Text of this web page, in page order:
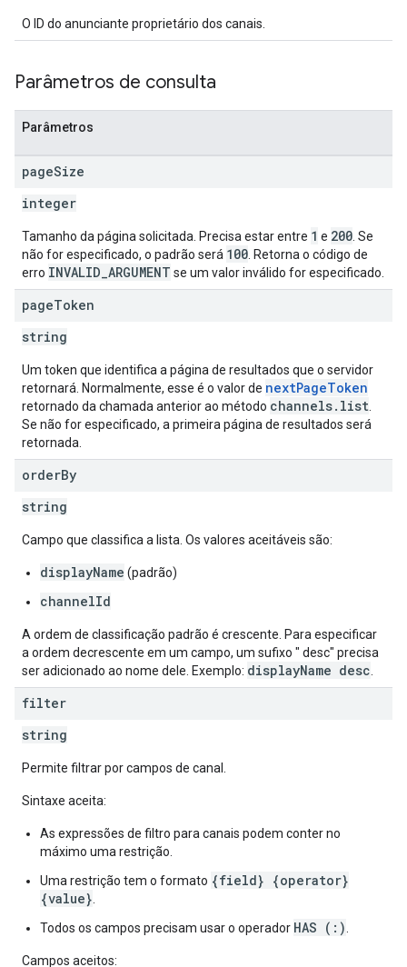
O ID do anunciante proprietário dos canais.
Parâmetros de consulta
Parâmetros
pageSize
integer
Tamanho da página solicitada. Precisa estar entre 1 e 200 . Se
não for especificado, o padrão será 100 . Retorna o código de
erro INVALID_ARGUMENT se um valor inválido for especificado.
pageToken
string
Um token que identifica a página de resultados que o servidor
retornará. Normalmente, esse é o valor de nextPageToken
retornado da chamada anterior ao método channels.list
Se não for especificado, a primeira página de resultados será
retornada.
orderBy
string
Campo que classifica a lista. Os valores aceitáveis são:
displayName (padrão)
channelId
A ordem de classificação padrão é crescente. Para especificar
a ordem decrescente em um campo, um sufixo " desc" precisa
ser adicionado ao nome dele. Exemplo: displayName desc
filter
string
Permite filtrar por campos de canal.
Sintaxe aceita:
As expressões de filtro para canais podem conter no
máximo uma restrição.
Uma restrição tem o formato {field} {operator}
{value}
Todos os campos precisam usar o operador HAS (:)
Campos aceitos: